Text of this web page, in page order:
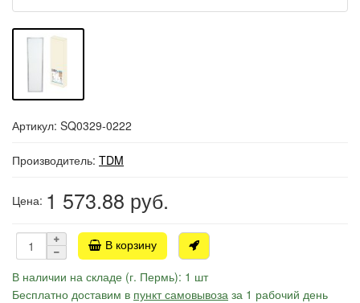
Артикул: SQ0329-0222
Производитель: TDM
Цена: 1 573.88 руб.
В корзину
В наличии на складе (г. Пермь): 1 шт
Бесплатно доставим в пункт самовывоза за 1 рабочий день